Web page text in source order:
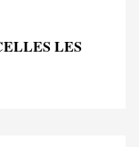
LES